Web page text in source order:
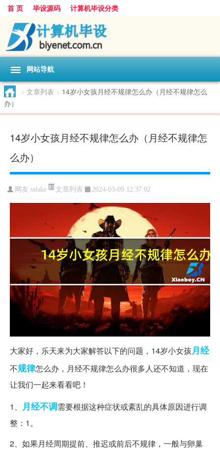
首 页 毕设源码 计算机毕设分类
网站导航
> 文章列表 > 14岁小女孩月经不规律怎么办（月经不规律怎么
办）
14岁小女孩月经不规律怎么办（月经不规律怎
么办）
网友:sslake 文章列表 2024-03-09 12:37:02
大家好，乐天来为大家解答以下的问题，14岁小女孩月经
不规律怎么办，月经不规律怎么办很多人还不知道，现在
让我们一起来看看吧！
1、 月经不调需要根据这种症状或紊乱的具体原因进行调
整：1。
2、如果月经周期提前、推迟或前后不规律，一般与卵巢